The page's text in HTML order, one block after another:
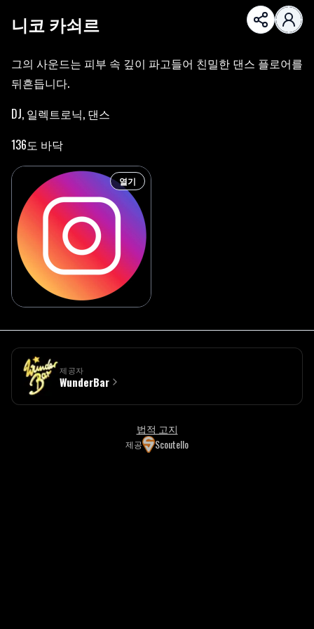
니코 카쇠르
그의 사운드는 피부 속 깊이 파고들어 친밀한 댄스 플로어를
뒤흔듭니다.
DJ, 일렉트로닉, 댄스
136도 바닥
열기
제공자
WunderBar
법적 고지
제공 Scoutello